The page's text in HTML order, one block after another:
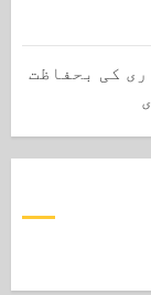
کی بحفاظت